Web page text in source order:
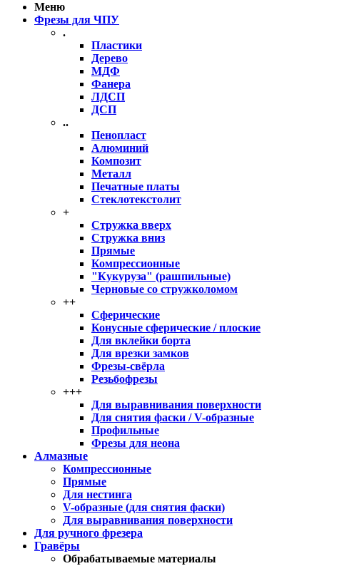
Меню
Фрезы для ЧПУ
.
Пластики
Дерево
МДФ
Фанера
ЛДСП
ДСП
..
Пенопласт
Алюминий
Композит
Металл
Печатные платы
Стеклотекстолит
+
Стружка вверх
Стружка вниз
Прямые
Компрессионные
"Кукуруза" (рашпильные)
Черновые со стружколомом
++
Сферические
Конусные сферические / плоские
Для вклейки борта
Для врезки замков
Фрезы-свёрла
Резьбофрезы
+++
Для выравнивания поверхности
Для снятия фаски / V-образные
Профильные
Фрезы для неона
Алмазные
Компрессионные
Прямые
Для нестинга
V-образные (для снятия фаски)
Для выравнивания поверхности
Для ручного фрезера
Гравёры
Обрабатываемые материалы